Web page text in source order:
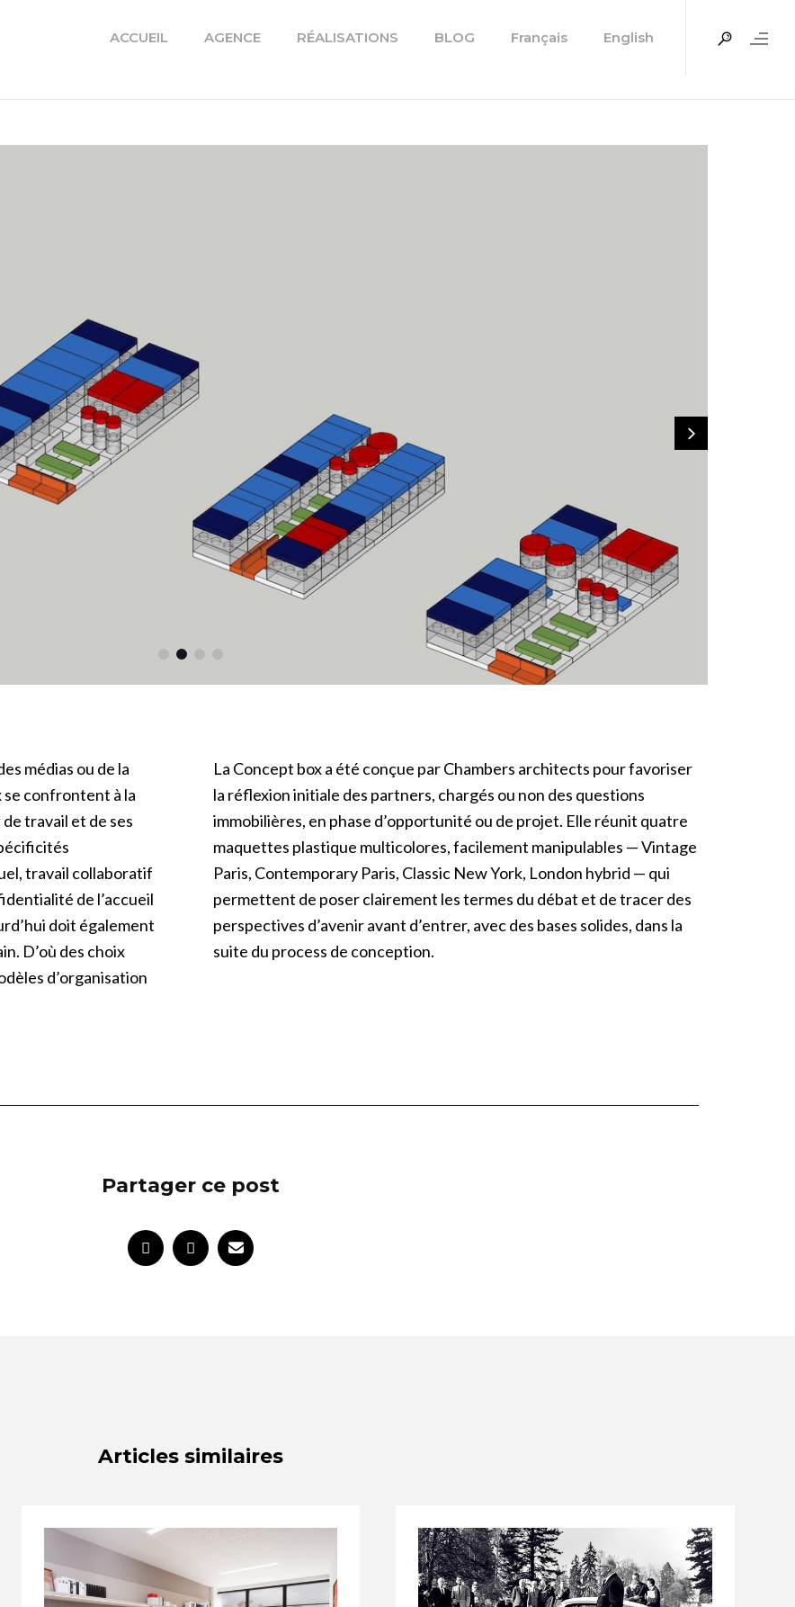
ACCUEIL AGENCE RÉALISATIONS BLOG Français English
médias ou de la
se confrontent à la
travail et de ses
travail collaboratif
de l’accueil
doit également
D’où des choix
d’organisation
La Concept box a été conçue par Chambers architects pour favoriser
la réflexion initiale des partners, chargés ou non des questions
immobilières, en phase d’opportunité ou de projet. Elle réunit quatre
maquettes plastique multicolores, facilement manipulables — Vintage
Paris, Contemporary Paris, Classic New York, London hybrid — qui
permettent de poser clairement les termes du débat et de tracer des
perspectives d’avenir avant d’entrer, avec des bases solides, dans la
suite du process de conception.
Partager ce post
Articles similaires